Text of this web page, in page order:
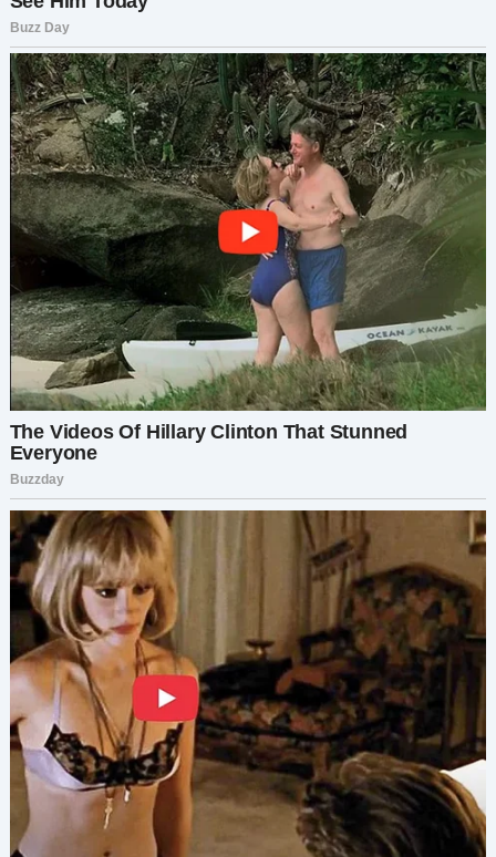
Я сглотнула, заставляя себя улыбнуться
Людмиле. «Что ж, похоже, у вас был долгий
день. Я заберу мальчиков домой».
Когда я выводила мальчиков к машине, я
чувствовала на себе взгляд Людмилы. Я не
сказала ни слова, но знала, что она всё поняла.
И поняла, что я больше не та доверчивая
невестка.
Мы сели в машину и ехали в тишине, а в моей
голове проносились мысли о том, что я только
что увидела.
По дороге домой я едва сдерживала ярость.
Людмила улыбалась, играла роль милой
бабушки, пока мой сын страдал. Сердце
колотилось в груди, но я знала, что должна
оставаться спокойной ради Пети и Матвея. Им
не нужно было видеть мой гнев, пока нет.
Дома Петя сразу ушёл в свою комнату, а
Матвей последовал за ним. Как только они
скрылись из виду, я рухнула на диван, достала
телефон и снова пересмотрела видео. Грубый
голос Людмилы, её жестокие слова эхом
отдавались в моих ушах.
Я должна была что-то предпринять. Я не могла
просто так это оставить. Но как разоблачить
её, не сделав хуже мальчикам?